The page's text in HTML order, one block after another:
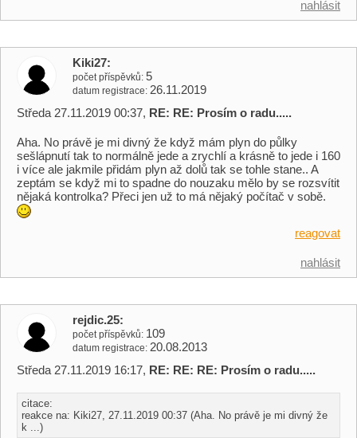
nahlásit
Kiki27
počet příspěvků 5
datum registrace 26.11.2019
Středa 27.11.2019 00:37, RE: RE: Prosím o radu.....
Aha. No právě je mi divný že když mám plyn do půlky
sešlápnutí tak to normálně jede a zrychlí a krásně to jede i 160
i více ale jakmile přidám plyn až dolů tak se tohle stane.. A
zeptám se když mi to spadne do nouzaku mělo by se rozsvítit
nějaká kontrolka? Přeci jen už to má nějaký počítač v sobě.
reagovat
nahlásit
rejdic.25
počet příspěvků 109
datum registrace 20.08.2013
Středa 27.11.2019 16:17, RE: RE: RE: Prosím o radu.....
citace:
reakce na: Kiki27, 27.11.2019 00:37 (Aha. No právě je mi divný že
k ...)